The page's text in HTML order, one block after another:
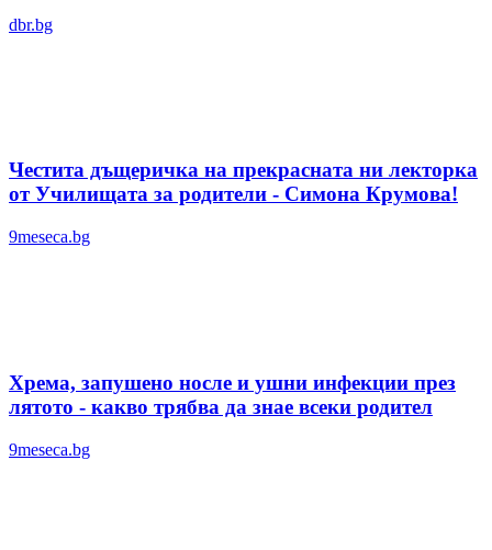
dbr.bg
Честита дъщеричка на прекрасната ни лекторка
от Училищата за родители - Симона Крумова!
9meseca.bg
Хрема, запушено носле и ушни инфекции през
лятотo - какво трябва да знае всеки родител
9meseca.bg